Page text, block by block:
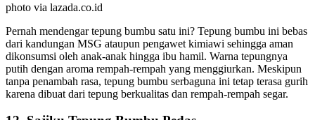
photo via lazada.co.id
Pernah mendengar tepung bumbu satu ini? Tepung bumbu ini bebas
dari kandungan MSG ataupun pengawet kimiawi sehingga aman
dikonsumsi oleh anak-anak hingga ibu hamil. Warna tepungnya
putih dengan aroma rempah-rempah yang menggiurkan. Meskipun
tanpa penambah rasa, tepung bumbu serbaguna ini tetap terasa gurih
karena dibuat dari tepung berkualitas dan rempah-rempah segar.